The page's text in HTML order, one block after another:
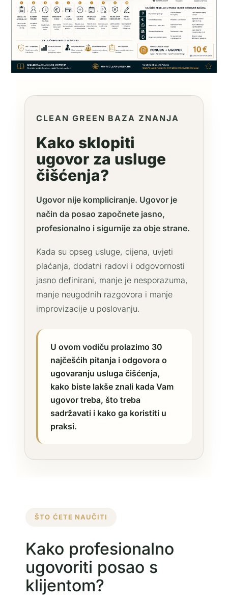
CLEAN GREEN BAZA ZNANJA
Kako sklopiti
ugovor za usluge
čišćenja?
Ugovor nije kompliciranje. Ugovor je
način da posao započnete jasno,
profesionalno i sigurnije za obje strane.
Kada su opseg usluge, cijena, uvjeti
plaćanja, dodatni radovi i odgovornosti
jasno definirani, manje je nesporazuma,
manje neugodnih razgovora i manje
improvizacije u poslovanju.
U ovom vodiču prolazimo 30
najčešćih pitanja i odgovora o
ugovaranju usluga čišćenja,
kako biste lakše znali kada Vam
ugovor treba, što treba
sadržavati i kako ga koristiti u
praksi.
ŠTO ĆETE NAUČITI
Kako profesionalno
ugovoriti posao s
klijentom?